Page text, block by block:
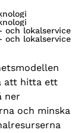
och lokalservice
och lokalservice
att hitta ett
ner
och minska